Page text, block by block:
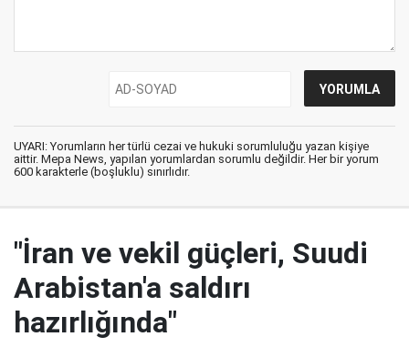
UYARI: Yorumların her türlü cezai ve hukuki sorumluluğu yazan kişiye
aittir. Mepa News, yapılan yorumlardan sorumlu değildir. Her bir yorum
600 karakterle (boşluklu) sınırlıdır.
"İran ve vekil güçleri, Suudi
Arabistan'a saldırı
hazırlığında"